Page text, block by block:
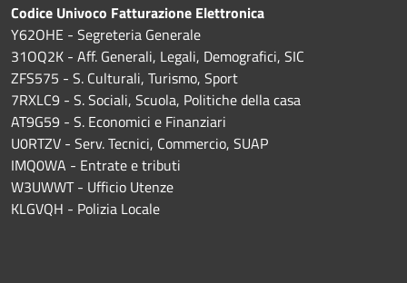
Codice Univoco Fatturazione Elettronica
Y62OHE - Segreteria Generale
31OQ2K - Aff. Generali, Legali, Demografici, SIC
ZFS575 - S. Culturali, Turismo, Sport
7RXLC9 - S. Sociali, Scuola, Politiche della casa
AT9G59 - S. Economici e Finanziari
U0RTZV - Serv. Tecnici, Commercio, SUAP
IMQ0WA - Entrate e tributi
W3UWWT - Ufficio Utenze
KLGVQH - Polizia Locale